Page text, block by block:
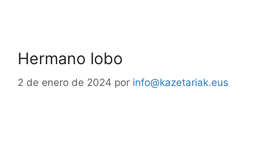
Hermano lobo
2 de enero de 2024 por info@kazetariak.eus